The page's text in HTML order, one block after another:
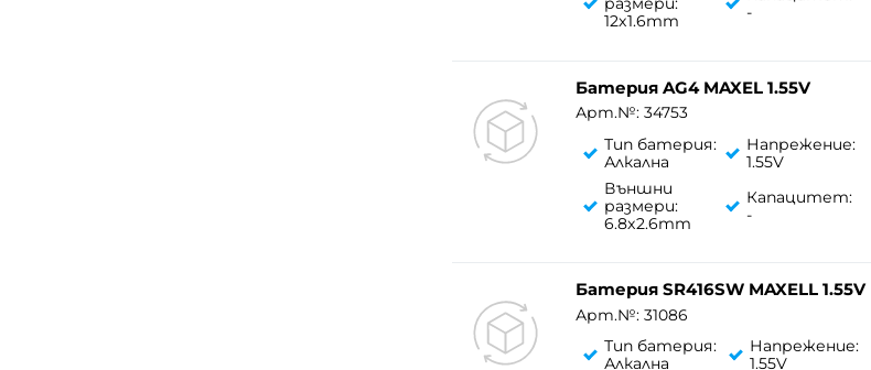
12x1.6mm
-
Батерия AG4 MAXEL 1.55V
Арт.№: 34753
Тип батерия:
Алкална
Напрежение:
1.55V
Външни
размери:
6.8x2.6mm
Капацитет:
-
Батерия SR416SW MAXELL 1.55V
Арт.№: 31086
Тип батерия:
Алкална
Напрежение:
1.55V